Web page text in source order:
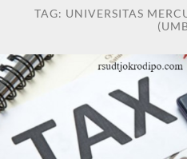
TAG: UNIVERSITAS